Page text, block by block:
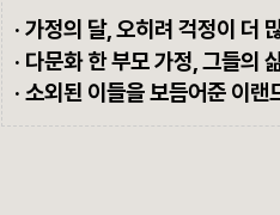
· 가정의 달, 오히려 걱정이 더
· 다문화 한 부모 가정, 그들의
· 소외된 이들을 보듬어준 이랜